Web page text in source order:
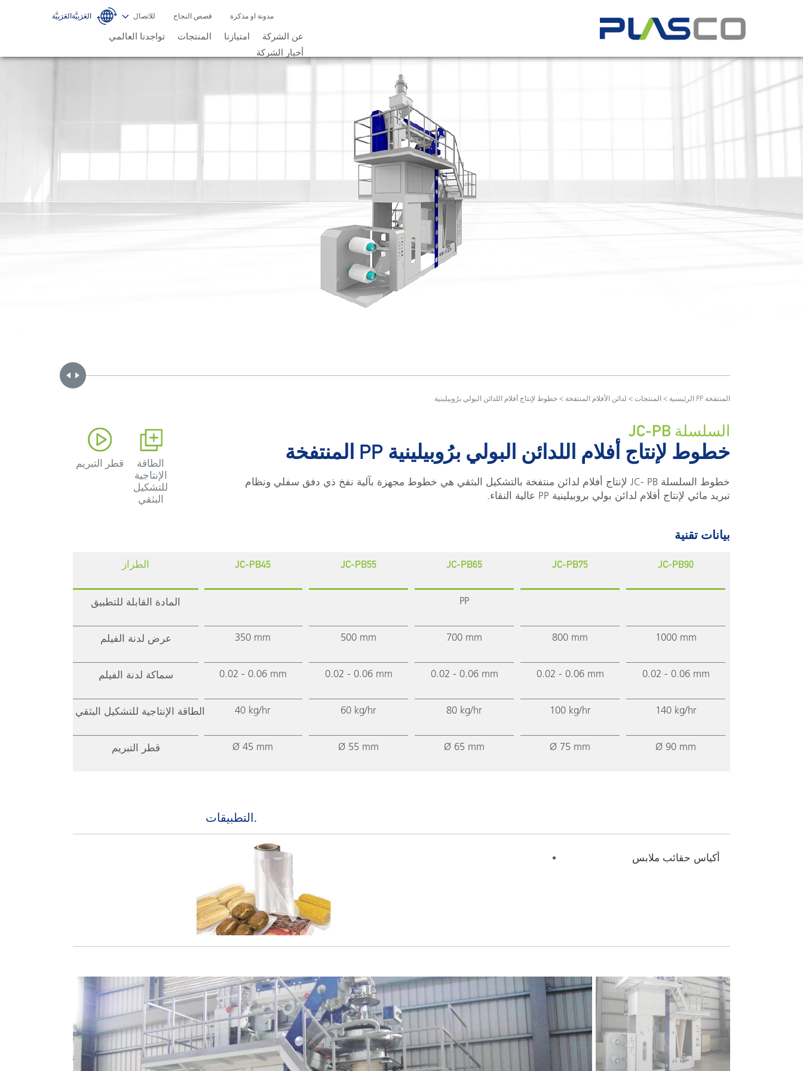
للاتصال قصص النجاح مدونة او مذكرة
عن الشركة امتيازنا المنتجات
تواجدنا العالمي
أخبار الشركة
الرئيسية > المنتجات > لدائن الأفلام المنتفخة > خطوط لإنتاج أفلام اللدائن البولي برُوبيلينية PP المنتفخة
السلسلة JC-PB
خطوط لإنتاج أفلام اللدائن البولي برُوبيلينية PP المنتفخة
خطوط السلسلة JC- PB لإنتاج أفلام لدائن منتفخة بالتشكيل البثقي هي خطوط مجهزة بآلية نفخ ذي دفق سفلي ونظام
تبريد مائي لإنتاج أفلام لدائن بولي بروبيلينية PP عالية النقاء.
الطاقة
الإنتاجية
للتشكيل
البثقي
قطر التبريم
بيانات تقنية
الطراز
المادة القابلة للتطبيق
عرض لدنة الفيلم
سماكة لدنة الفيلم
الطاقة الإنتاجية للتشكيل البثقي
قطر التبريم
JC-PB45
350 mm
0.02 - 0.06 mm
40 kg/hr
Ø 45 mm
JC-PB55
500 mm
0.02 - 0.06 mm
60 kg/hr
Ø 55 mm
JC-PB65
PP
700 mm
0.02 - 0.06 mm
80 kg/hr
Ø 65 mm
JC-PB75
800 mm
0.02 - 0.06 mm
100 kg/hr
Ø 75 mm
JC-PB90
1000 mm
0.02 - 0.06 mm
140 kg/hr
Ø 90 mm
التطبيقات.
أكياس حقائب ملابس